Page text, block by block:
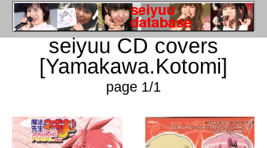
seiyuu CD covers
[Yamakawa.Kotomi]
page 1/1